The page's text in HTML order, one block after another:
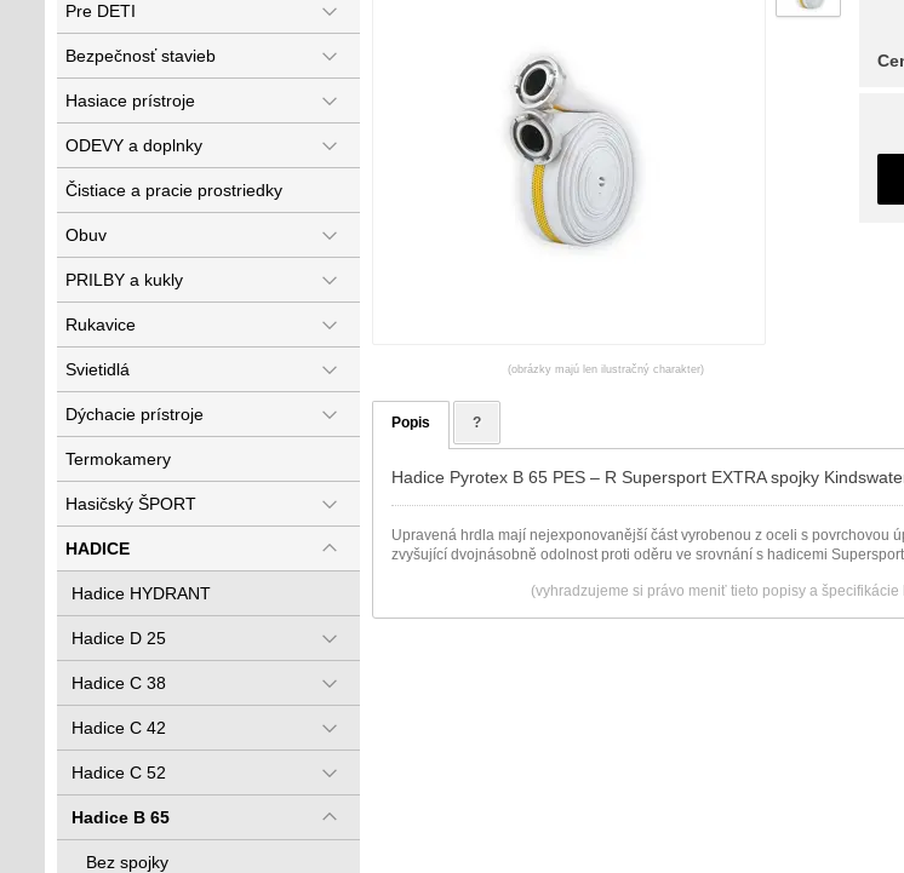
Pre DETI
Bezpečnosť stavieb
Hasiace prístroje
ODEVY a doplnky
Čistiace a pracie prostriedky
Obuv
PRILBY a kukly
Rukavice
Svietidlá
Dýchacie prístroje
Termokamery
Hasičský ŠPORT
HADICE
Hadice HYDRANT
Hadice D 25
Hadice C 38
Hadice C 42
Hadice C 52
Hadice B 65
Bez spojky
(obrázky majú len ilustračný charakter)
Popis ?
Hadice Pyrotex B 65 PES – R Supersport EXTRA spojky
Upravená hrdla mají nejexponovanější část vyrobenou z oceli s povrchovou
zvyšující dvojnásobně odolnost proti oděru ve srovnání s hadicemi
(vyhradzujeme si právo meniť tieto popisy a